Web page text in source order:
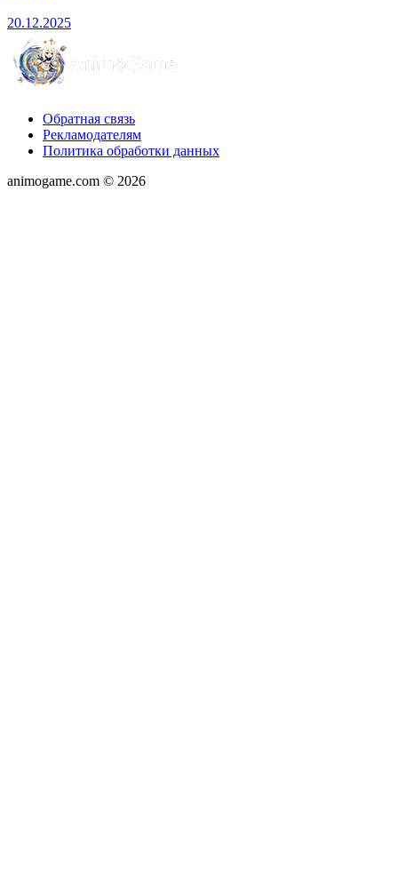
20.12.2025
Обратная связь
Рекламодателям
Политика обработки данных
animogame.com © 2026